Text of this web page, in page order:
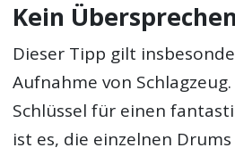
Kein
Dieser Tipp gilt
Aufnahme von
Schlüssel für einen
ist es, die einzelnen